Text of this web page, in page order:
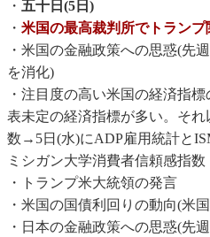
・ 五十日(5日)
・ 米国の最高裁判所でトラン
・米国の金融政策への思惑(先
を消化)
・注目度の高い米国の経済指
表未定の経済指標が多い。そ
数→5日(水)にADP雇用統計と
ミシガン大学消費者信頼感指
・トランプ米大統領の発言
・米国の国債利回りの動向(米
・日本の金融政策への思惑(先